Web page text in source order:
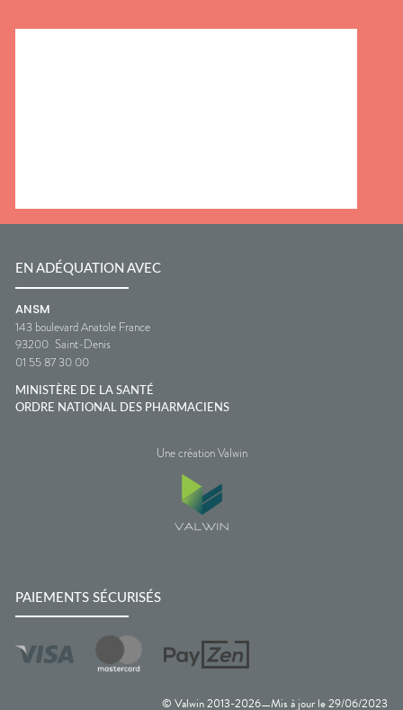
© Valwin 2013-2026—Mis à jour le29/06/2023
EN ADÉQUATION AVEC
ANSM
143 boulevard Anatole France
93200 Saint-Denis
01 55 87 30 00
MINISTÈRE DE LA SANTÉ
ORDRE NATIONAL DES PHARMACIENS
Une création Valwin
PAIEMENTS SÉCURISÉS